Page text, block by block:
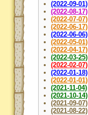
(2022-09-01)
(2022-08-17)
(2022-07-07)
(2022-06-17)
(2022-06-06)
(2022-05-01)
(2022-04-17)
(2022-03-25)
(2022-02-07)
(2022-01-18)
(2022-01-01)
(2021-11-04)
(2021-10-14)
(2021-09-07)
(2021-08-22)